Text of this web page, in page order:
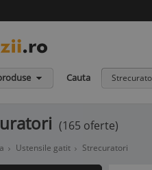
Cauta
(165 oferte)
Ustensile gatit Strecuratori